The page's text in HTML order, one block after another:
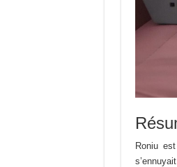
Roniu